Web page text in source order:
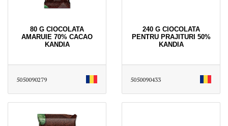
80 G CIOCOLATA
AMARUIE 70% CACAO
KANDIA
5050090279
240 G CIOCOLATA
PENTRU PRAJITURI 50%
KANDIA
5050090433